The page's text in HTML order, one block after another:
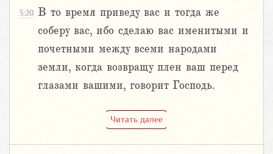
3:20 В то время приведу вас и тогда же
соберу вас, ибо сделаю вас именитыми и
почетными между всеми народами
земли, когда возвращу плен ваш перед
глазами вашими, говорит Господь.
Читать далее